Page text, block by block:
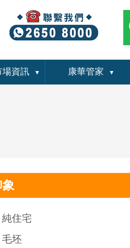
場資訊 ▼ 康華管家 ▼
純住宅
毛坯